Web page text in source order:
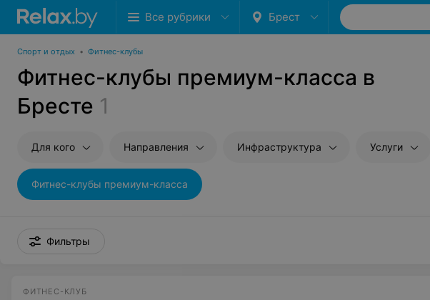
Все рубрики Брест
Спорт и отдых • Фитнес-клубы
Фитнес-клубы премиум-класса в
Бресте 1
Для кого Направления Инфраструктура Услуги
Фитнес-клубы премиум-класса
Фильтры
ФИТНЕС-КЛУБ